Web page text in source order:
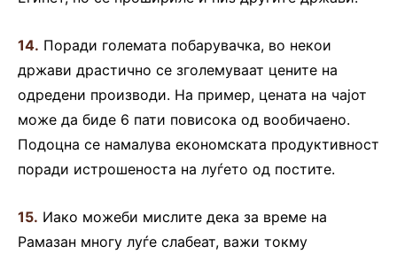
14. Поради големата побарувачка, во некои
држави драстично се зголемуваат цените на
одредени производи. На пример, цената на чајот
може да биде 6 пати повисока од вообичаено.
Подоцна се намалува економската продуктивност
поради истрошеноста на луѓето од постите.
15. Иако можеби мислите дека за време на
Рамазан многу луѓе слабеат, важи токму